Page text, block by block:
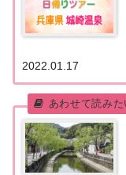
2022.01.17